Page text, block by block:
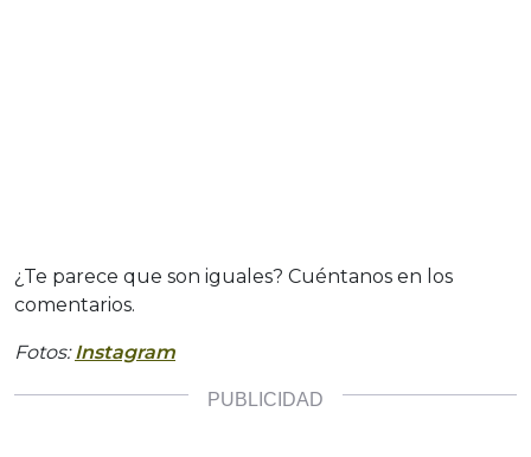
¿Te parece que son iguales? Cuéntanos en los
comentarios.
Fotos:Instagram